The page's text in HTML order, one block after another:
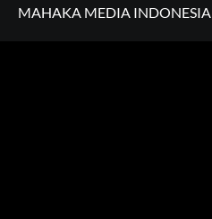
MAHAKA MEDIA INDONESIA